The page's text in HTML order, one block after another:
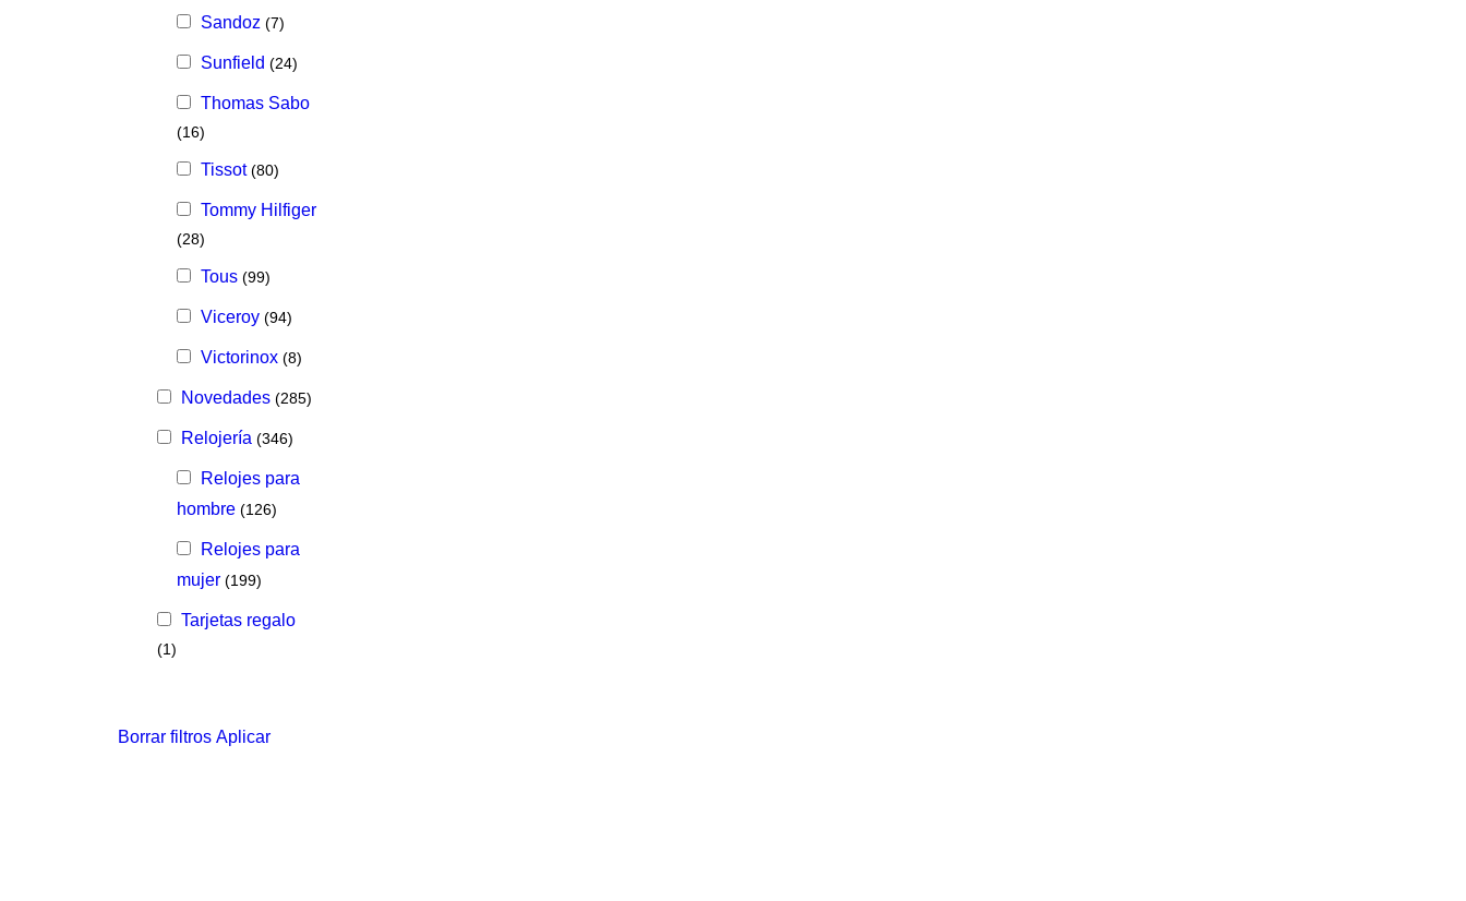
Sandoz (7)
Sunfield (24)
Thomas Sabo
(16)
Tissot (80)
Tommy Hilfiger
(28)
Tous (99)
Viceroy (94)
Victorinox (8)
Novedades (285)
Relojería (346)
Relojes para
hombre (126)
Relojes para
mujer (199)
Tarjetas regalo
(1)
Borrar filtros Aplicar